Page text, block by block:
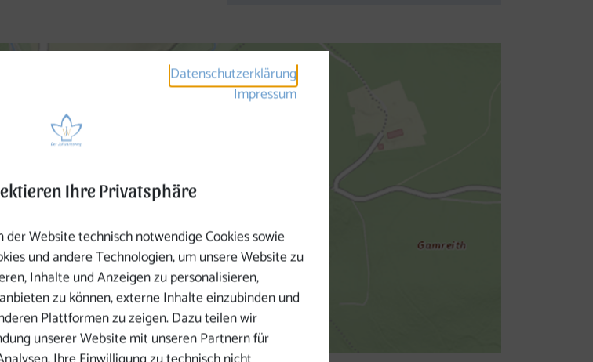
Datenschutzerklärung
Impressum
Ihre Privatsphäre
Website technisch notwendige Cookies sowie
und andere Technologien, um unsere Website zu
Inhalte und Anzeigen zu personalisieren,
zu können, externe Inhalte einzubinden und
Plattformen zu zeigen. Dazu teilen wir
unserer Website mit unseren Partnern für